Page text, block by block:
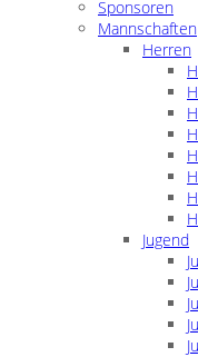
Sponsoren
Mannschaften
Herren
Jugend